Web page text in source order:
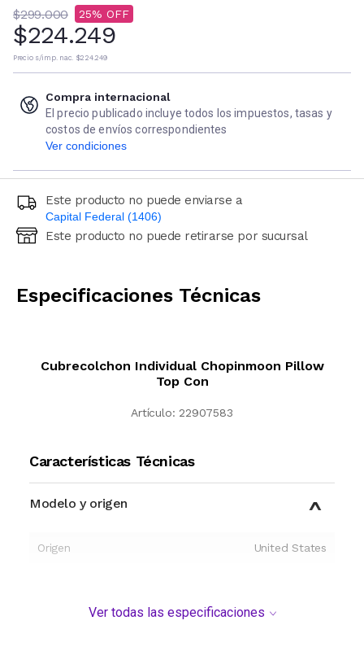
$299.000 25
$224.249
Precio s/imp. nac. $224.249
Compra internacional
El precio publicado incluye todos los impuestos, tasas y
costos de envíos correspondientes
Ver condiciones
Este producto no puede enviarse a
Capital Federal (1406)
Ingresá código postal (sólo números)
Este producto no puede retirarse por sucursal
Especificaciones Técnicas
Cubrecolchon Individual Chopinmoon Pillow
Top Con
Artículo: 22907583
Características Técnicas
Modelo y origen
Origen United States
Ver todas las especificaciones